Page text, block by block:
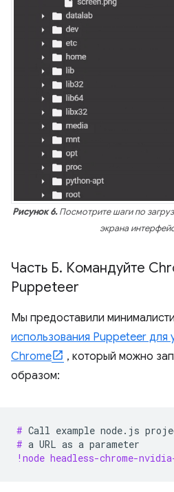
Рисунок 6.Посмотрите шаги по
экрана
Часть Б. Командуйте
Puppeteer
Мы предоставили
использования Puppeteer для
Chrome
, который можно
образом:
# Call example node.js
# a URL as a
!node headless-chrome-